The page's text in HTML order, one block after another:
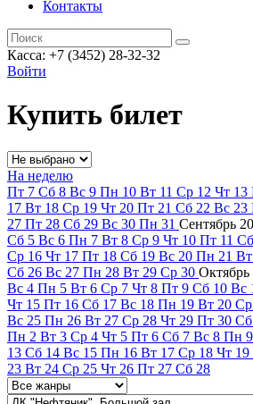
Контакты
Касса: +7 (3452) 28-32-32
Войти
Купить билет
На неделю
Пт 7 Сб 8 Вс 9 Пн 10 Вт 11 Ср 12 Чт 13
17 Вт 18 Ср 19 Чт 20 Пт 21 Сб 22 Вс 23
27 Пт 28 Сб 29 Вс 30 Пн 31 Сентябрь
Сб 5 Вс 6 Пн 7 Вт 8 Ср 9 Чт 10 Пт 11 Сб
Ср 16 Чт 17 Пт 18 Сб 19 Вс 20 Пн 21 Вт
Сб 26 Вс 27 Пн 28 Вт 29 Ср 30 Октябрь
Вс 4 Пн 5 Вт 6 Ср 7 Чт 8 Пт 9 Сб 10 Вс
Чт 15 Пт 16 Сб 17 Вс 18 Пн 19 Вт 20 Ср
Вс 25 Пн 26 Вт 27 Ср 28 Чт 29 Пт 30 Сб
Пн 2 Вт 3 Ср 4 Чт 5 Пт 6 Сб 7 Вс 8 Пн 9
13 Сб 14 Вс 15 Пн 16 Вт 17 Ср 18 Чт 19
23 Вт 24 Ср 25 Чт 26 Пт 27 Сб 28